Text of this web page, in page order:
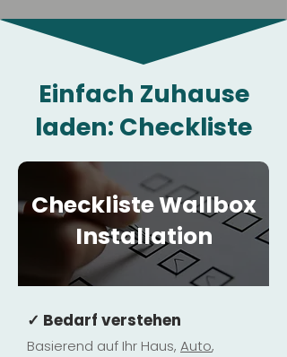
Einfach Zuhause
laden: Checkliste
Checkliste Wallbox
Installation
✓ Bedarf verstehen
Basierend auf Ihr Haus, Auto,